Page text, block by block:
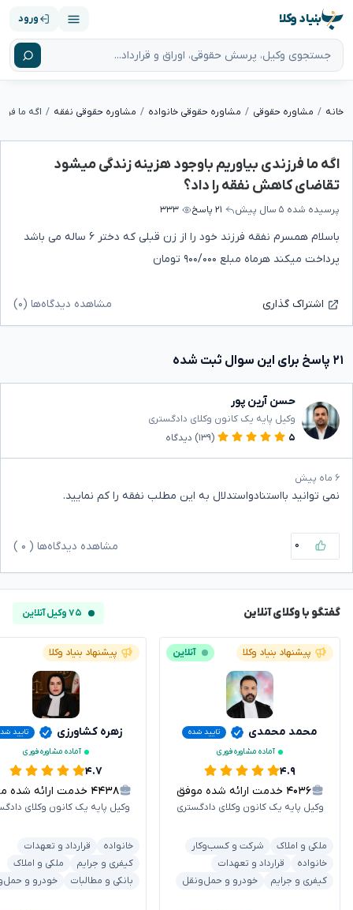
بنیاد وکلا ورود
خانه مشاوره حقوقی مشاوره حقوقی خانواده مشاوره حقوقی نفقه
اگه ما فرزندی بیاوریم باوجود هزینه زندگی میشود
تقاضای کاهش نفقه را داد؟
پرسیده شده ۵ سال پیش ۲۱ پاسخ ۳۳۳
باسلام همسرم نفقه فرزند خود را از زن قبلی که دختر ۶ ساله می باشد
پرداخت میکند هرماه مبلع ۹۰۰/۰۰۰ تومان
اشتراک گذاری مشاهده دیدگاه‌ها (۰)
۲۱ پاسخ برای این سوال ثبت شده
حسن آرین پور
وکیل پایه یک کانون وکلای دادگستری
۵
(۱۳۹) دیدگاه
۶ ماه پیش
نمی توانید بااستنادواستدلال به این مطلب نفقه را کم نمایید.
۰ مشاهده دیدگاه‌ها ( ۰
گفتگو با وکلای آنلاین ۷۵ وکیل آنلاین
پیشنهاد بنیاد وکلا آنلاین
محمد محمدی
تایید شده
آماده مشاوره فوری
۴.۹
۴۰۳۶ خدمت ارائه شده موفق
وکیل پایه یک کانون وکلای دادگستری
ملکی و املاک
شرکت و کسب‌وکار
خانواده
قرارداد و تعهدات
کیفری و جرایم
خودرو و حمل‌ونقل
پیشنهاد بنیاد وکلا
زهره کشاورزی
تایید
آماده مشاوره فوری
۴.۷
۴۴۳۸ خدمت ارائه شده موفق
وکیل پایه یک کانون وکلای
خانواده
قرارداد و تعهدات
کیفری و جرایم
ملکی و املاک
بانکی و مطالبات
خودرو و